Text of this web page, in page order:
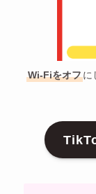
Wi-Fiをオフに